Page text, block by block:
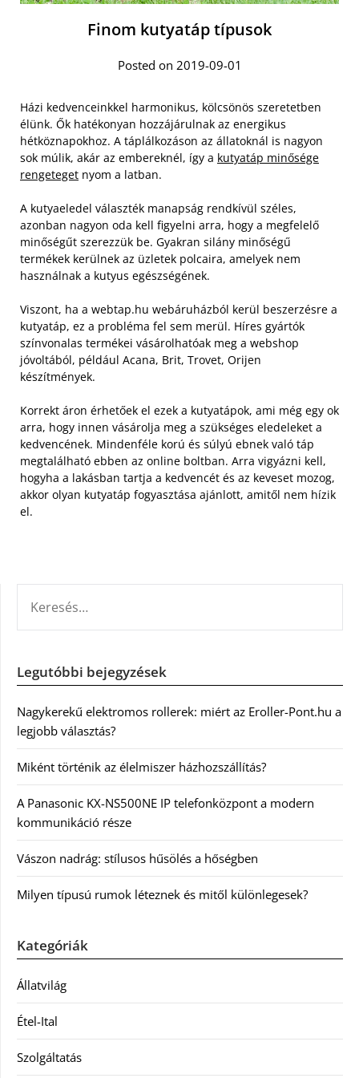
Finom kutyatáp típusok
Posted on 2019-09-01
Házi kedvenceinkkel harmonikus, kölcsönös szeretetben
élünk. Ők hatékonyan hozzájárulnak az energikus
hétköznapokhoz. A táplálkozáson az állatoknál is nagyon
sok múlik, akár az embereknél, így a kutyatáp minősége
rengeteget nyom a latban.
A kutyaeledel választék manapság rendkívül széles,
azonban nagyon oda kell figyelni arra, hogy a megfelelő
minőségűt szerezzük be. Gyakran silány minőségű
termékek kerülnek az üzletek polcaira, amelyek nem
használnak a kutyus egészségének.
Viszont, ha a webtap.hu webáruházból kerül beszerzésre a
kutyatáp, ez a probléma fel sem merül. Híres gyártók
színvonalas termékei vásárolhatóak meg a webshop
jóvoltából, például Acana, Brit, Trovet, Orijen
készítmények.
Korrekt áron érhetőek el ezek a kutyatápok, ami még egy ok
arra, hogy innen vásárolja meg a szükséges eledeleket a
kedvencének. Mindenféle korú és súlyú ebnek való táp
megtalálható ebben az online boltban. Arra vigyázni kell,
hogyha a lakásban tartja a kedvencét és az keveset mozog,
akkor olyan kutyatáp fogyasztása ajánlott, amitől nem hízik
el.
Legutóbbi bejegyzések
Nagykerekű elektromos rollerek: miért az Eroller-Pont.hu a
legjobb választás?
Miként történik az élelmiszer házhozszállítás?
A Panasonic KX-NS500NE IP telefonközpont a modern
kommunikáció része
Vászon nadrág: stílusos hűsölés a hőségben
Milyen típusú rumok léteznek és mitől különlegesek?
Kategóriák
Állatvilág
Étel-Ital
Szolgáltatás